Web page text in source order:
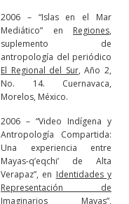
2006 – “Islas en el Mar
Mediático” en Regiones,
suplemento de
antropología del periódico
El Regional del Sur, Año 2,
No. 14. Cuernavaca,
Morelos, México.
2006 – “Video Indígena y
Antropología Compartida:
Una experiencia entre
Mayas-q’eqchi’ de Alta
Verapaz”, en Identidades y
Representación de
Imaginarios Mayas”,